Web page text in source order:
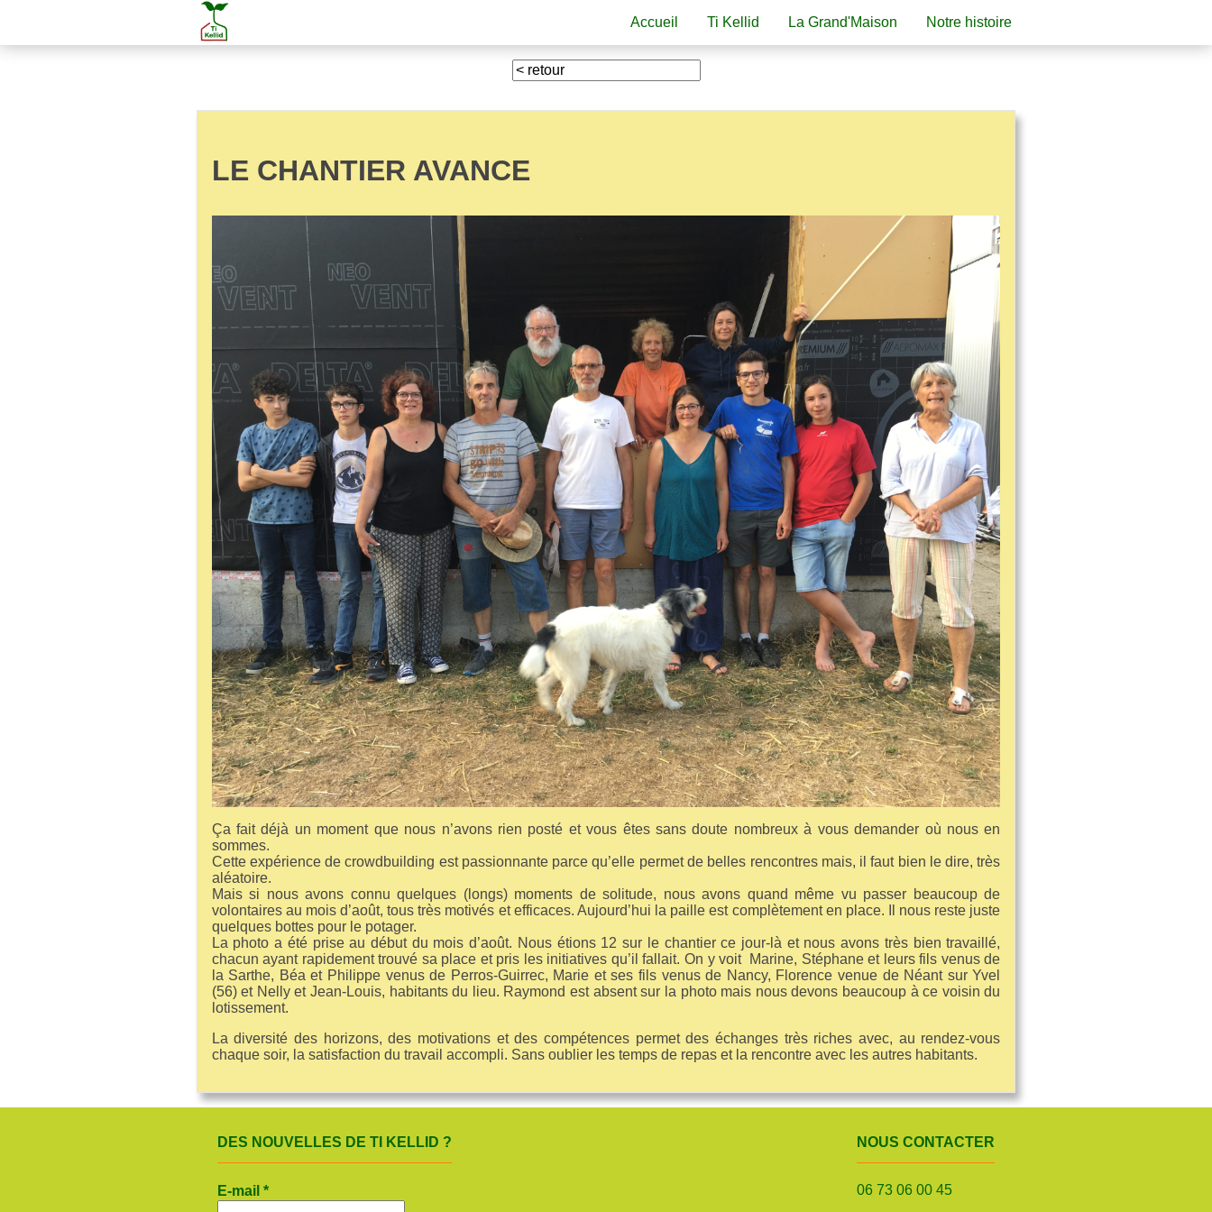
Notre histoire
La Grand'Maison
Ti Kellid
Accueil
LE CHANTIER AVANCE
Ça fait déjà un moment que nous n’avons rien posté et vous êtes sans doute nombreux à vous demander où nous en
sommes.
Cette expérience de crowdbuilding est passionnante parce qu’elle permet de belles rencontres mais, il faut bien le dire, très
aléatoire.
Mais si nous avons connu quelques (longs) moments de solitude, nous avons quand même vu passer beaucoup de
volontaires au mois d’août, tous très motivés et efficaces. Aujourd’hui la paille est complètement en place. Il nous reste juste
quelques bottes pour le potager.
La photo a été prise au début du mois d’août. Nous étions 12 sur le chantier ce jour-là et nous avons très bien travaillé,
chacun ayant rapidement trouvé sa place et pris les initiatives qu’il fallait. On y voit Marine, Stéphane et leurs fils venus de
la Sarthe, Béa et Philippe venus de Perros-Guirrec, Marie et ses fils venus de Nancy, Florence venue de Néant sur Yvel
(56) et Nelly et Jean-Louis, habitants du lieu. Raymond est absent sur la photo mais nous devons beaucoup à ce voisin du
lotissement.
La diversité des horizons, des motivations et des compétences permet des échanges très riches avec, au rendez-vous
chaque soir, la satisfaction du travail accompli. Sans oublier les temps de repas et la rencontre avec les autres habitants.
DES NOUVELLES DE TI KELLID ?
E-mail *
NOUS CONTACTER
06 73 06 00 45